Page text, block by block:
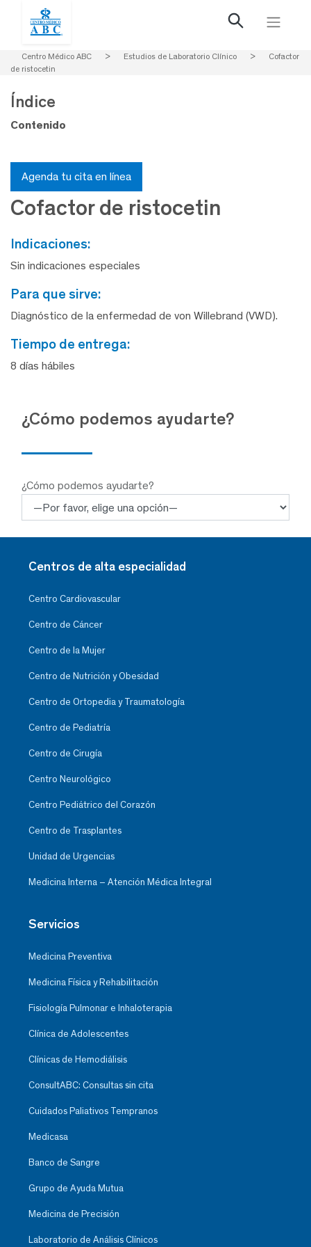
Centro Médico ABC > Estudios de Laboratorio Clínico >
Cofactor
de ristocetin
Cofactor de ristocetin
indicaciones:
Sin indicaciones especiales
para que sirve:
Diagnóstico de la enfermedad de von Willebrand (VWD).
tiempo de entrega:
8 días hábiles
¿Cómo podemos ayudarte?
¿Cómo podemos ayudarte?
Índice
Contenido
Agenda tu cita en línea
Centros de alta especialidad
Centro Cardiovascular
Centro de Cáncer
Centro de la Mujer
Centro de Nutrición y Obesidad
Centro de Ortopedia y Traumatología
Centro de Pediatría
Centro de Cirugía
Centro Neurológico
Centro Pediátrico del Corazón
Centro de Trasplantes
Unidad de Urgencias
Medicina Interna – Atención Médica Integral
Servicios
Medicina Preventiva
Medicina Física y Rehabilitación
Fisiología Pulmonar e Inhaloterapia
Clínica de Adolescentes
Clínicas de Hemodiálisis
ConsultABC: Consultas sin cita
Cuidados Paliativos Tempranos
Medicasa
Banco de Sangre
Grupo de Ayuda Mutua
Medicina de Precisión
Laboratorio de Análisis Clínicos